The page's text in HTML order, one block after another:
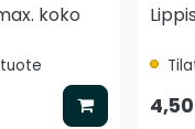
koko
Lisää koriin